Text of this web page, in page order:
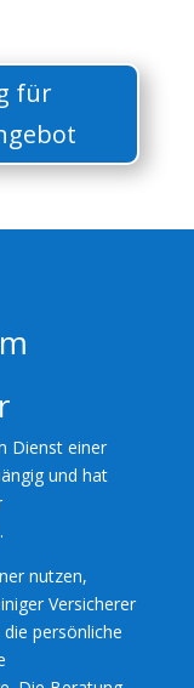
für
Dienst einer
und hat
nutzen,
Versicherer
persönliche